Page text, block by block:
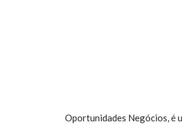
Oportunidades Negócios, é